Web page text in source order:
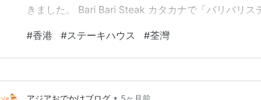
きました。 Bari Bari Steak カタカナで「バリバリス
香港の日本風ステーキハウスだそうです。 Bari Bari
#香港 #ステーキハウス #荃灣
•